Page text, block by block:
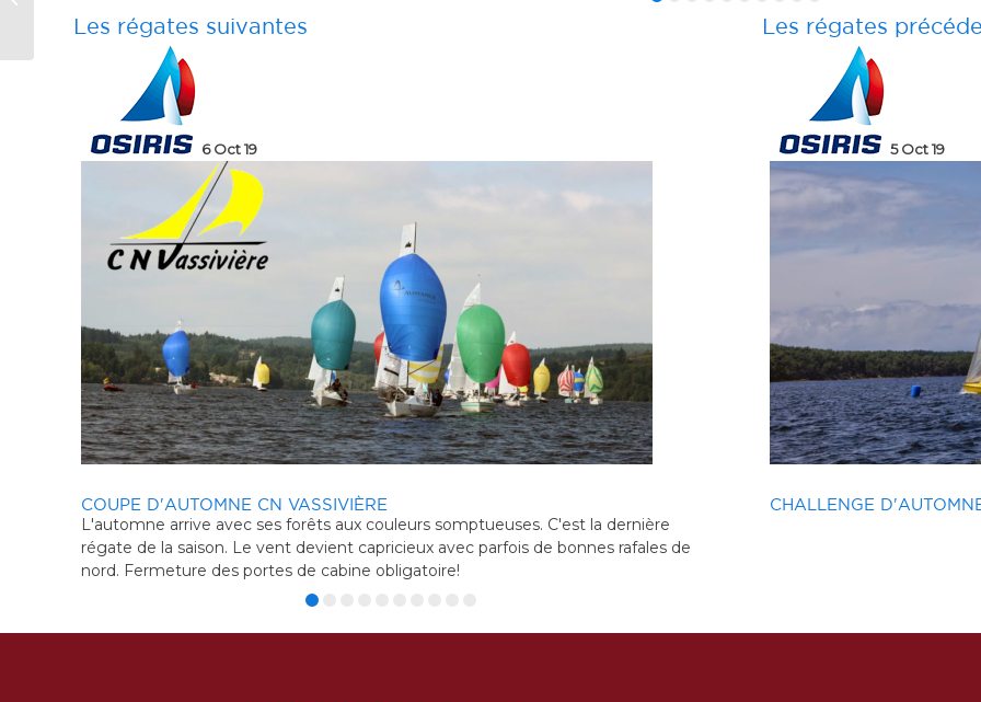
Les régates suivantes
aux couleurs somptueuses. C'est la dernière
capricieux avec parfois de bonnes rafales de
cabine obligatoire!
Le Yacht Club de Triel vous propose de suivre le Ruban bleu de la
Les régates
CHALLENGE D'AUTOMNE N°1 CV HOURTIN MÉDOC
Vassivière